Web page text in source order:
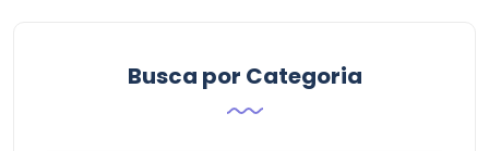
Busca por Categoria